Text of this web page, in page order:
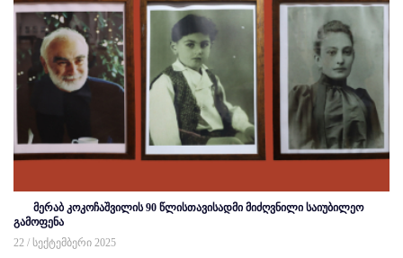
მერაბ კოკოჩაშვილის 90 წლისთავისადმი მიძღვნილი საიუბილეო
გამოფენა
22 / სექტემბერი 2025